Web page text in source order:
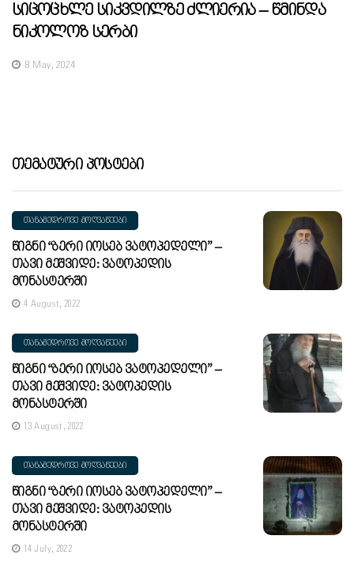
Სიცოცხლე Სიკვდილზე Ძლიერია – Წმინდა
Ნიკოლოზ Სერბი
8 May, 2024
Თემატური Პოსტები
ᲗᲐᲜᲐᲛᲔᲓᲠᲝᲕᲔ ᲛᲝᲦᲕᲐᲬᲔᲔᲑᲘ
Წიგნი “ბერი Იოსებ Ვატოპედელი” –
Თავი Მეშვიდე: Ვატოპედის
Მონასტერში
4 August, 2022
ᲗᲐᲜᲐᲛᲔᲓᲠᲝᲕᲔ ᲛᲝᲦᲕᲐᲬᲔᲔᲑᲘ
Წიგნი “ბერი Იოსებ Ვატოპედელი” –
Თავი Მეშვიდე: Ვატოპედის
Მონასტერში
13 August, 2022
ᲗᲐᲜᲐᲛᲔᲓᲠᲝᲕᲔ ᲛᲝᲦᲕᲐᲬᲔᲔᲑᲘ
Წიგნი “ბერი Იოსებ Ვატოპედელი” –
Თავი Მეშვიდე: Ვატოპედის
Მონასტერში
14 July, 2022